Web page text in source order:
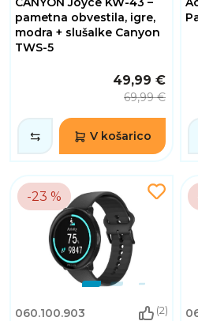
pametna obvestila, igre,
modra + slušalke Canyon
TWS-5
49,99 €
69,99 €
V košarico
-23 %
060.100.903 (2)